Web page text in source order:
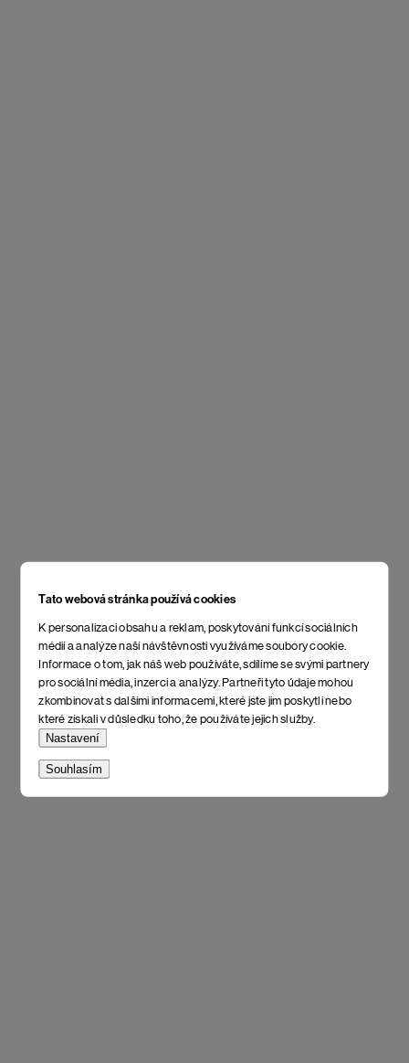
Tato webová stránka používá cookies
K personalizaci obsahu a reklam, poskytování funkcí sociálních
médií a analýze naší návštěvnosti využíváme soubory cookie.
Informace o tom, jak náš web používáte, sdílíme se svými partnery
pro sociální média, inzerci a analýzy. Partneři tyto údaje mohou
zkombinovat s dalšími informacemi, které jste jim poskytli nebo
které získali v důsledku toho, že používáte jejich služby.
Nastavení
Souhlasím